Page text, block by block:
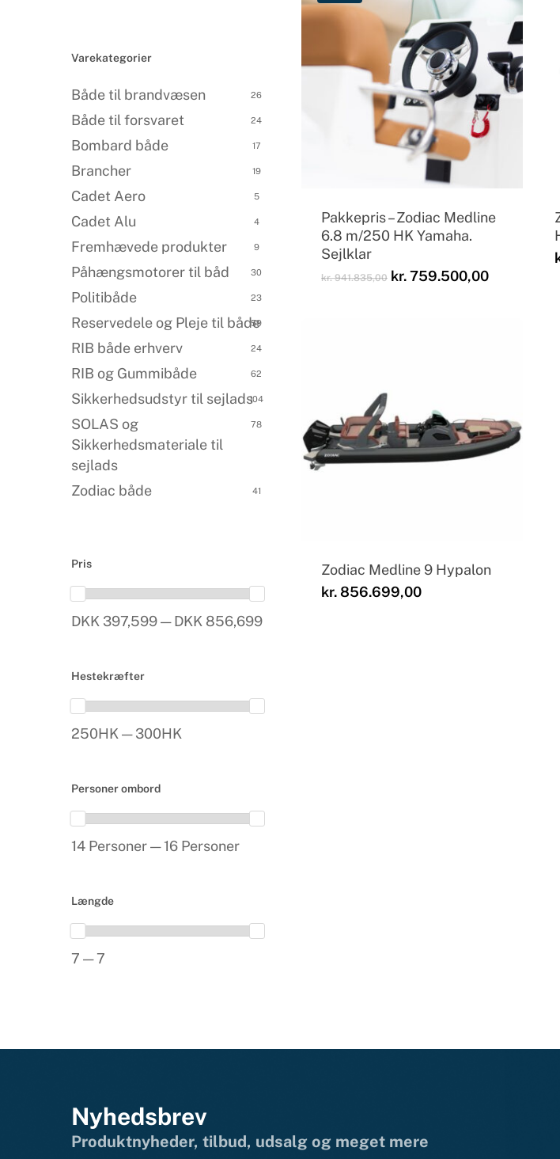
Products
Varekategorier
Både til brandvæsen 26
Både til forsvaret 24
Bombard både 17
Brancher 19
Cadet Aero 5
Cadet Alu 4
Fremhævede produkter 9
Påhængsmotorer til båd 30
Politibåde 23
Reservedele og Pleje til både
59
RIB både erhverv 24
RIB og Gummibåde 62
Sikkerhedsudstyr til sejlads104
SOLAS og
Sikkerhedsmateriale til
sejlads
78
Zodiac både 41
Pris
DKK 397,599 — DKK 856,699
Hestekræfter
250HK — 300HK
Personer ombord
14 Personer — 16 Personer
Længde
7 — 7
Pakkepris – Zodiac Medline
6.8 m/250 HK Yamaha.
Sejlklar
kr.941.835,00 Den
kr.759.500,00Den
Zodiac Medline 9 Hypalon
kr.856.699,00
Nyhedsbrev
Produktnyheder, tilbud, udsalg og meget mere